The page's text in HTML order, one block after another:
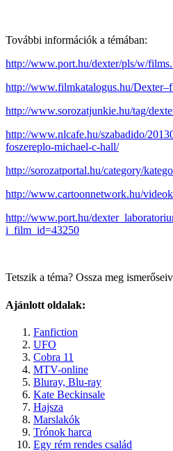
További információk a témában:
http://www.port.hu/dexter/pls/w/
http://www.filmkatalogus.hu/
http://www.sorozatjunkie.hu/tag/
http://www.nlcafe.hu/szabadido/
foszereplo-michael-c-hall/
http://sorozatportal.hu/category/
http://www.cartoonnetwork.hu/
http://www.port.hu/
i_film_id=43250
Tetszik a téma? Ossza meg
Ajánlott oldalak:
Fanfiction
UFO
Cobra 11
MTV-online
Bluray, Blu-ray
Kate Beckinsale
Hajsza
Marslakók
Trónok harca
Egy rém rendes család